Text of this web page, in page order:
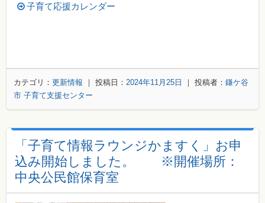
子育て応援カレンダー
カテゴリ： 更新情報 ｜ 投稿日： 2024年11月25日 ｜ 投稿者： 鎌ケ谷
市 子育て支援センター
「子育て情報ラウンジかますく」お申
込み開始しました。 ※開催場所：
中央公民館保育室